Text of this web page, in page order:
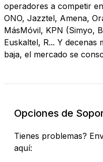
operadores a competir
ONO, Jazztel, Amena,
MásMóvil, KPN (Simyo,
Euskaltel, R... Y decenas
baja, el mercado se
Opciones de
Tienes problemas?
aquí: